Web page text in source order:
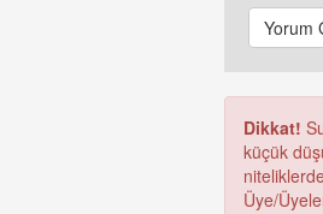
Yorum
Dikkat!
küçük
Üye/